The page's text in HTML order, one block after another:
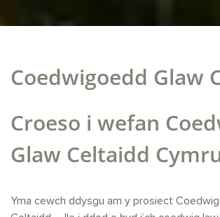
Coedwigoedd Glaw
Croeso i wefan
Glaw Celtaidd
Yma cewch ddysgu am y prosiect